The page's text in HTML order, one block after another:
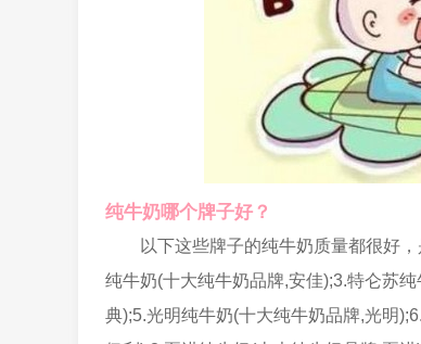
纯牛奶哪个牌子好？
以下这些牌子的纯牛奶质量都很好
纯牛奶(十大纯牛奶品牌,安佳);3.特仑苏
典);5.光明纯牛奶(十大纯牛奶品牌,光明